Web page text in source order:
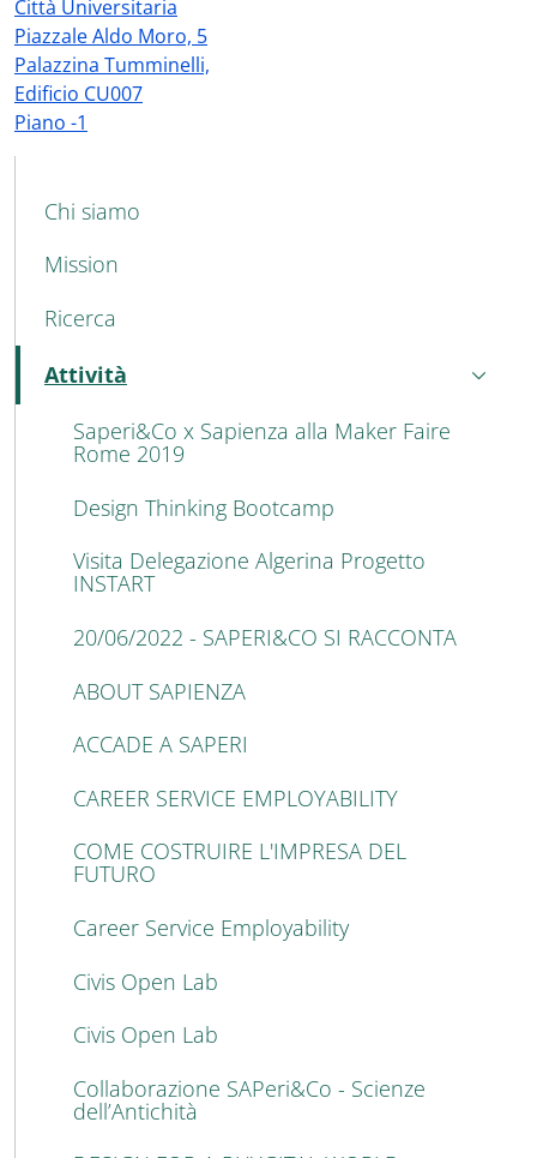
Città Universitaria
Piazzale Aldo Moro, 5
Palazzina Tumminelli,
Edificio CU007
Piano -1
MAIN NAVIGATION
Chi siamo
Mission
Ricerca
Attività
Attivo
Saperi&Co x Sapienza alla Maker Faire
Rome 2019
Design Thinking Bootcamp
Visita Delegazione Algerina Progetto
INSTART
20/06/2022 - SAPERI&CO SI RACCONTA
ABOUT SAPIENZA
ACCADE A SAPERI
CAREER SERVICE EMPLOYABILITY
COME COSTRUIRE L'IMPRESA DEL
FUTURO
Career Service Employability
Civis Open Lab
Civis Open Lab
Collaborazione SAPeri&Co - Scienze
dell’Antichità